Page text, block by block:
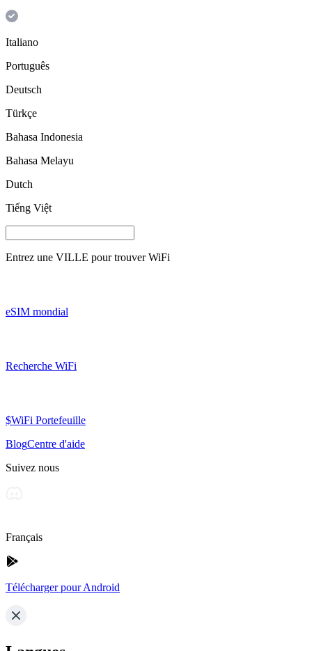
Italiano
Português
Deutsch
Türkçe
Bahasa Indonesia
Bahasa Melayu
Dutch
Tiếng Việt
Entrez une VILLE pour trouver WiFi
eSIM mondial
Recherche WiFi
$WiFi Portefeuille
BlogCentre d'aide
Suivez nous
Français
Télécharger pour Android